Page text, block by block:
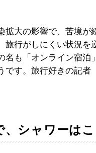
拡大の影響で、苦境が
旅行がしにくい状況を
名も「オンライン宿泊
です。旅行好きの記者
、シャワーはこ